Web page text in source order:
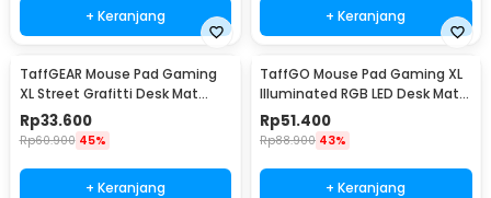
+ Keranjang + Keranjang
TaffGEAR Mouse Pad Gaming
XL Street Grafitti Desk Mat
900x400x3mm - EI25
Rp33.600
Rp60.900 45%
+ Keranjang
TaffGO Mouse Pad Gaming XL
Illuminated RGB LED Desk Mat
800x300x4mm GMS-WT5
Rp51.400
Rp88.900 43%
+ Keranjang